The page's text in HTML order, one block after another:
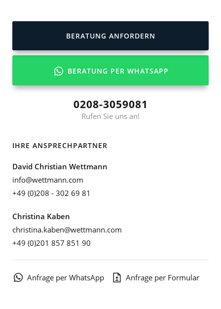
BERATUNG ANFORDERN
BERATUNG PER WHATSAPP
0208-3059081
Rufen Sie uns an!
IHRE ANSPRECHPARTNER
David Christian Wettmann
info@wettmann.com
+49 (0)208 - 302 69 81
Christina Kaben
christina.kaben@wettmann.com
+49 (0)201 857 851 90
Anfrage per WhatsApp Anfrage per Formular